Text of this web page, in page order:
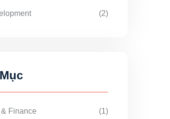
(2)
Finance (1)